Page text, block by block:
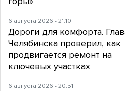
6 августа 2026 - 21:10
Дороги для комфорта.
Челябинска проверил, как
продвигается ремонт на
ключевых участках
6 августа 2026 - 20:51